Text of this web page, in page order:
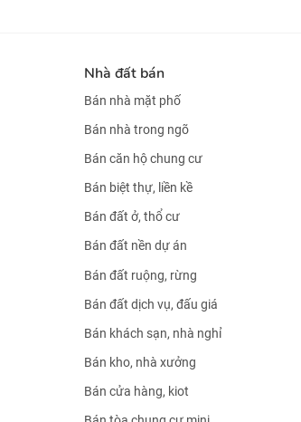
Nhà đất bán
Bán nhà mặt phố
Bán nhà trong ngõ
Bán căn hộ chung cư
Bán biệt thự, liền kề
Bán đất ở, thổ cư
Bán đất nền dự án
Bán đất ruộng, rừng
Bán đất dịch vụ, đấu giá
Bán khách sạn, nhà nghỉ
Bán kho, nhà xưởng
Bán cửa hàng, kiot